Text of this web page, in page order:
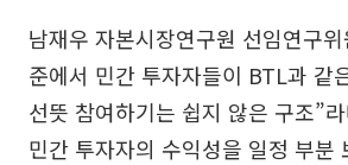
남재우 자본시장연구원 선임연구
준에서 민간 투자자들이 BTL과 같
선뜻 참여하기는 쉽지 않은 구조”
민간 투자자의 수익성을 일정 부분